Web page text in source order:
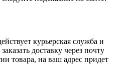
курьерская служба и
доставку через почту
товара, на ваш адрес придет